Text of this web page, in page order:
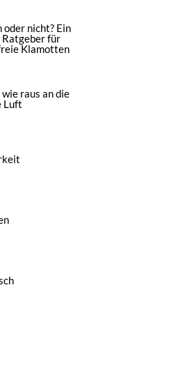
oder nicht? Ein
Ratgeber für
Klamotten
raus an die
Luft